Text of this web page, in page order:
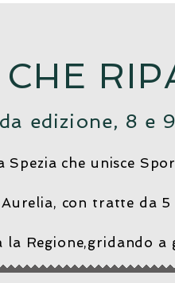
edizione, 8 e
che unisce
con tratte da
Regione,gridando a